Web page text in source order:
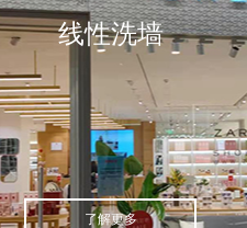
了解更多
线性洗墙